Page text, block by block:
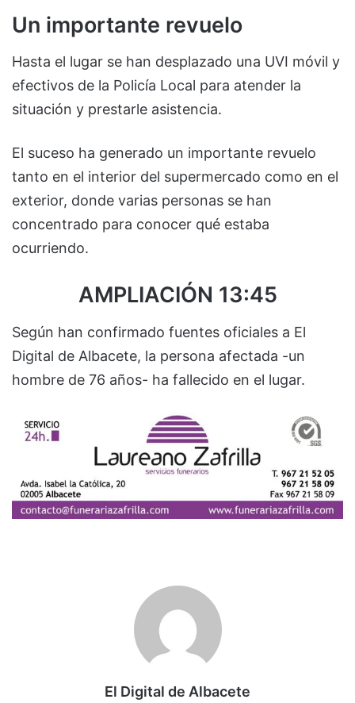
Un importante revuelo
Hasta el lugar se han desplazado una UVI móvil y
efectivos de la Policía Local para atender la
situación y prestarle asistencia.
El suceso ha generado un importante revuelo
tanto en el interior del supermercado como en el
exterior, donde varias personas se han
concentrado para conocer qué estaba
ocurriendo.
AMPLIACIÓN 13:45
Según han confirmado fuentes oficiales a El
Digital de Albacete, la persona afectada -un
hombre de 76 años- ha fallecido en el lugar.
El Digital de Albacete